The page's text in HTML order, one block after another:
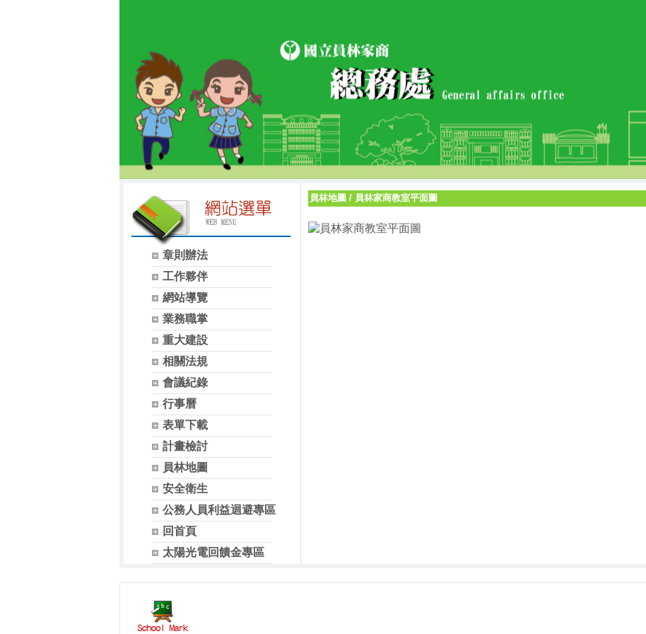
章則辦法
工作夥伴
網站導覽
業務職掌
重大建設
相關法規
會議紀錄
行事曆
表單下載
計畫檢討
員林地圖
安全衛生
公務人員利益迴避專區
回首頁
太陽光電回饋金專區
員林地圖 / 員林家商教室平面圖